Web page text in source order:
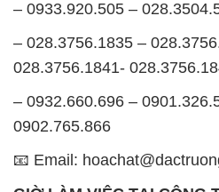
0902.765.866
📧 Email:
TRƯỜNG PHÁT
được tổ chức như sau: